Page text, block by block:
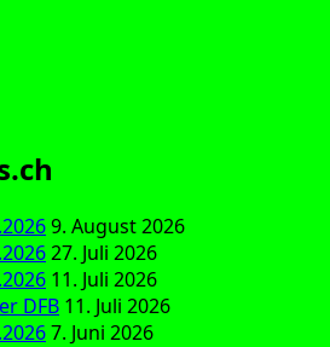
9. August 2026
27. Juli 2026
11. Juli 2026
DFB 11. Juli 2026
7. Juni 2026